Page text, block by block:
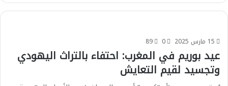
15 مارس 2025 0
89
عيد بوريم في المغرب: احتفاء بالتراث اليهودي
وتجسيد لقيم التعايش